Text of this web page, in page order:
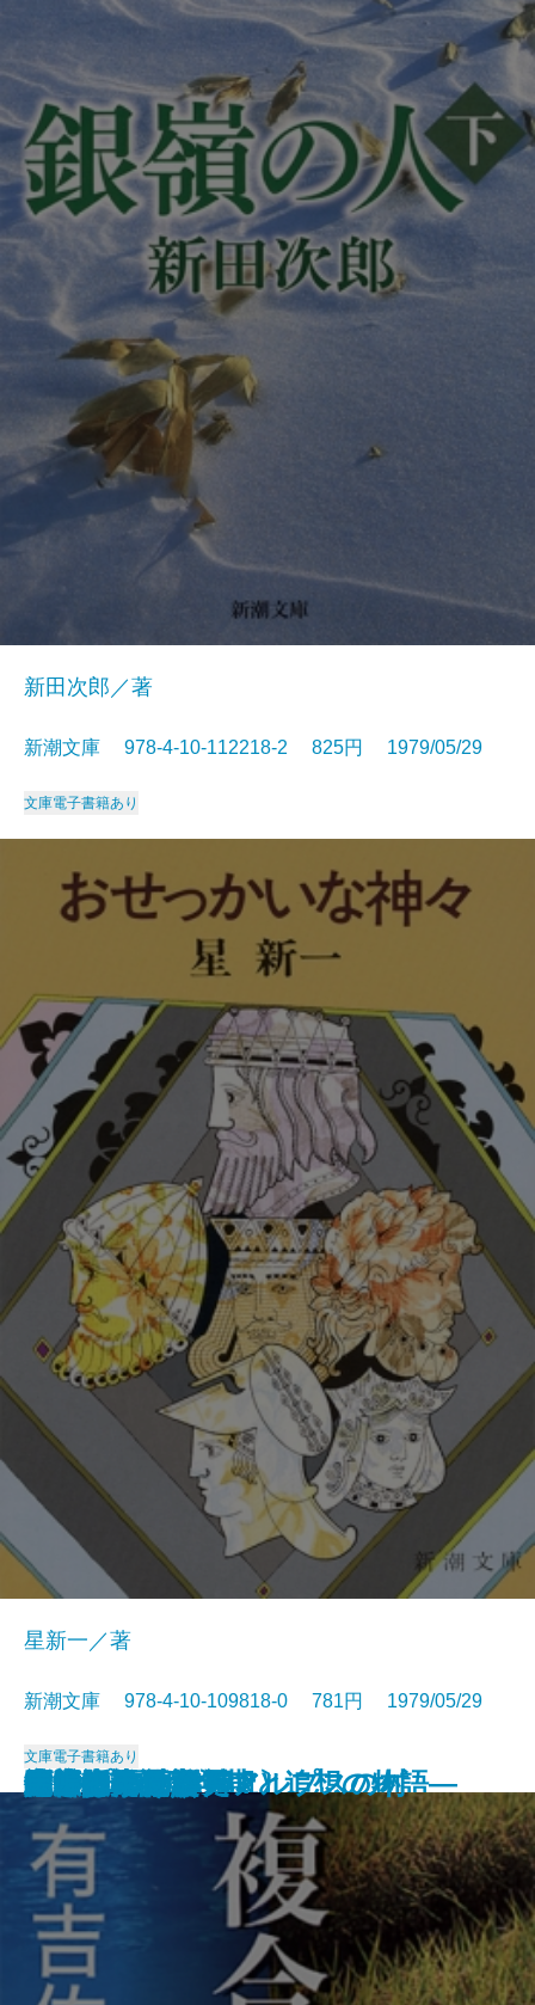
ギリシア神話〔上〕
放浪記
太郎物語(大学編)
木精―或る青年期と追想の物語―
ジェニィ
決定版 夏目漱石
永遠の夫
銀嶺の人〔上〕
銀嶺の人〔下〕
新田次郎／著
新潮文庫 978-4-10-112218-2 825円 1979/05/29
文庫電子書籍あり
おせっかいな神々
星新一／著
新潮文庫 978-4-10-109818-0 781円 1979/05/29
文庫電子書籍あり
複合汚染
二十歳の原点
消されかけた男
町奉行日記
夕ごはんたべた？
賭博者
アルプスの谷 アルプスの村
七瀬ふたたび
岬にての物語
馬上少年過ぐ